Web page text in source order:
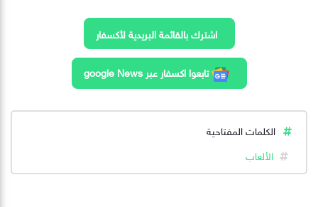
اشترك بالقائمة البريدية لأكسفار
تابعوا اكسفار عبر google News
الكلمات المفتاحية
الألعاب